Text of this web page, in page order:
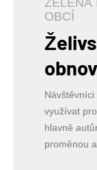
ZELENÁ
OBCÍ
využívat
hlavně
proměnou